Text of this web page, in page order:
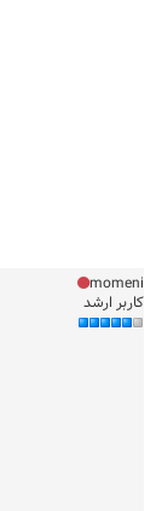
momeni
کاربر ارشد